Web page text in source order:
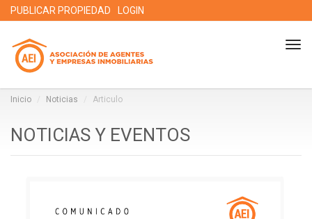
PUBLICAR PROPIEDAD LOGIN
Inicio Noticias Articulo
NOTICIAS Y EVENTOS